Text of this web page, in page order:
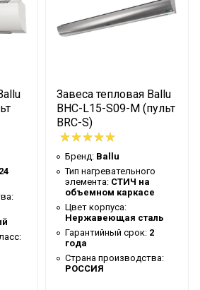
52 дБ
нагрева
Array кВт
26 °С
нагрева 3
Да
IP20
Да
24
Завеса тепловая Ballu
BHC-L15-S09-M (пульт
BRC-S)
Бренд: Ballu
Тип нагревательного
элемента: СТИЧ на
объемном каркасе
Цвет корпуса:
Нержавеющая сталь
Гарантийный срок: 2
года
Страна производства:
РОССИЯ